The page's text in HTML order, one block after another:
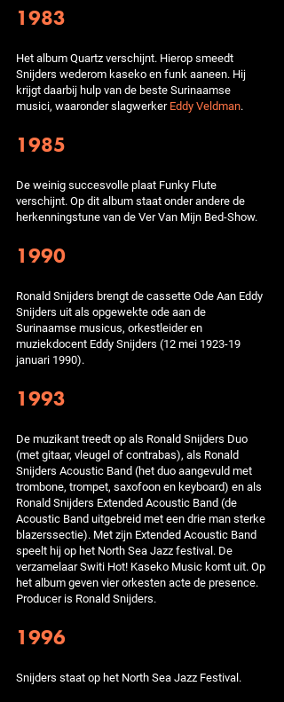
1983
Het album Quartz verschijnt. Hierop smeedt
Snijders wederom kaseko en funk aaneen. Hij
krijgt daarbij hulp van de beste Surinaamse
musici, waaronder slagwerkerEddy Veldman.
1985
De weinig succesvolle plaat Funky Flute
verschijnt. Op dit album staat onder andere de
herkenningstune van de Ver Van Mijn Bed-Show.
1990
Ronald Snijders brengt de cassette Ode Aan Eddy
Snijders uit als opgewekte ode aan de
Surinaamse musicus, orkestleider en
muziekdocent Eddy Snijders (12 mei 1923-19
januari 1990).
1993
De muzikant treedt op als Ronald Snijders Duo
(met gitaar, vleugel of contrabas), als Ronald
Snijders Acoustic Band (het duo aangevuld met
trombone, trompet, saxofoon en keyboard) en als
Ronald Snijders Extended Acoustic Band (de
Acoustic Band uitgebreid met een drie man sterke
blazerssectie). Met zijn Extended Acoustic Band
speelt hij op het North Sea Jazz festival. De
verzamelaar Switi Hot! Kaseko Music komt uit. Op
het album geven vier orkesten acte de presence.
Producer is Ronald Snijders.
1996
Snijders staat op het North Sea Jazz Festival.